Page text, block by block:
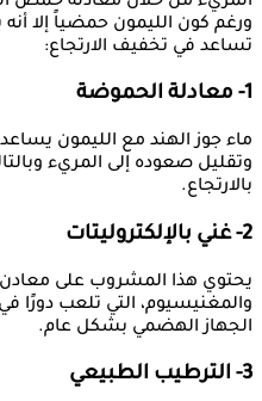
ورغم كون الليمون حمضياً إلا
تساعد في تخفيف الارتجاع:
1- معادلة الحموضة
ماء جوز الهند مع الليمون
وتقليل صعوده إلى المريء
بالارتجاع.
2- غني بالإلكتروليتات
يحتوي هذا المشروب على
والمغنيسيوم، التي تلعب دورًا
الجهاز الهضمي بشكل عام.
3- الترطيب الطبيعي